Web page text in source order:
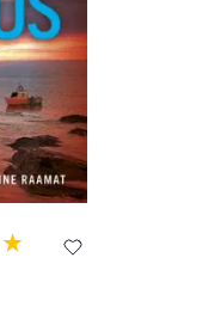
Haridus (20)